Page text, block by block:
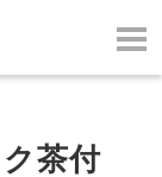
茶付